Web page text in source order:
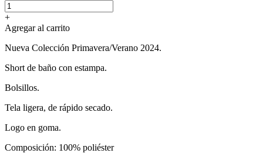
+
Agregar al carrito
Nueva Colección Primavera/Verano 2024.
Short de baño con estampa.
Bolsillos.
Tela ligera, de rápido secado.
Logo en goma.
Composición: 100% poliéster